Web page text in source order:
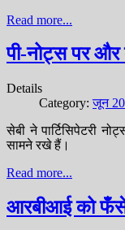
Read more...
पी-नोट्स पर
Details
Category:जून
सेबी ने पार्टिसिपेटरी
सामने रखे हैं।
Read more...
आरबीआई को फँसे